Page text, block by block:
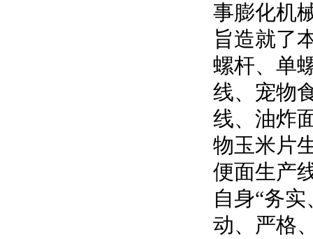
事膨化机
旨造就了
螺杆、单
线、宠物
线、油炸
物玉米片
便面生产
自身“务
动、严格